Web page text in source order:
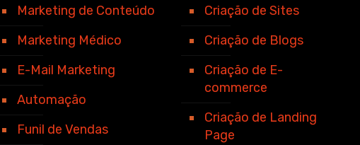
Marketing de Conteúdo
Marketing Médico
E-Mail Marketing
Automação
Funil de Vendas
Criação de Sites
Criação de Blogs
Criação de E-
commerce
Criação de Landing
Page